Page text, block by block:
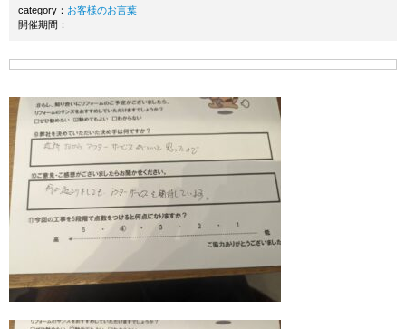
category： お客様のお言葉
開催期間：